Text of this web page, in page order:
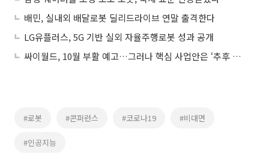
배민, 실내외 배달로봇 딜리드라이브 연말 출격한다
LG유플러스, 5G 기반 실외 자율주행로봇 성과 공개
싸이월드, 10월 부활 예고…그러나 핵심 사업안은 ‘추후 공개’
#로봇 #콘퍼런스 #코로나19 #비대면
#인공지능